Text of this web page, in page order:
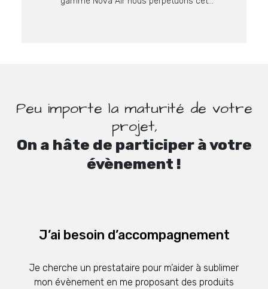
Peu importe la maturité de votre
projet,
On a hâte de participer à votre
évènement !
J’ai besoin d’accompagnement
Je cherche un prestataire pour m’aider à sublimer
mon évènement en me proposant des produits